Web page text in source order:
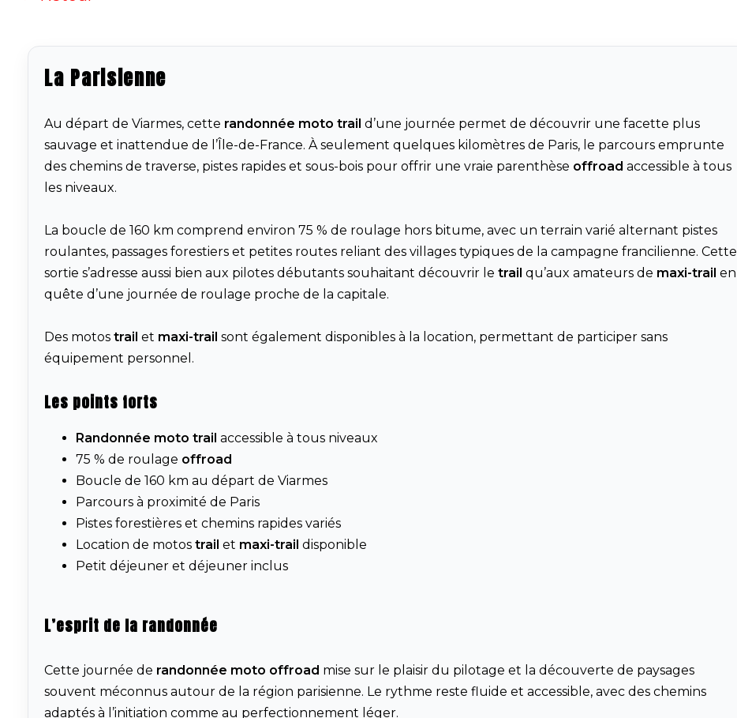
La Parisienne
Au départ de Viarmes, cette randonnée moto trail d’une journée permet de découvrir une facette plus
sauvage et inattendue de l’Île-de-France. À seulement quelques kilomètres de Paris, le parcours emprunte
des chemins de traverse, pistes rapides et sous-bois pour offrir une vraie parenthèse offroad accessible à tous
les niveaux.
La boucle de 160 km comprend environ 75 % de roulage hors bitume, avec un terrain varié alternant pistes
roulantes, passages forestiers et petites routes reliant des villages typiques de la campagne francilienne. Cette
sortie s’adresse aussi bien aux pilotes débutants souhaitant découvrir le trail qu’aux amateurs de maxi-trail en
quête d’une journée de roulage proche de la capitale.
Des motos trail et maxi-trail sont également disponibles à la location, permettant de participer sans
équipement personnel.
Les points forts
Randonnée moto trail accessible à tous niveaux
75 % de roulage offroad
Boucle de 160 km au départ de Viarmes
Parcours à proximité de Paris
Pistes forestières et chemins rapides variés
Location de motos trail et maxi-trail disponible
Petit déjeuner et déjeuner inclus
L’esprit de la randonnée
Cette journée de randonnée moto offroad mise sur le plaisir du pilotage et la découverte de paysages
souvent méconnus autour de la région parisienne. Le rythme reste fluide et accessible, avec des chemins
adaptés à l’initiation comme au perfectionnement léger.